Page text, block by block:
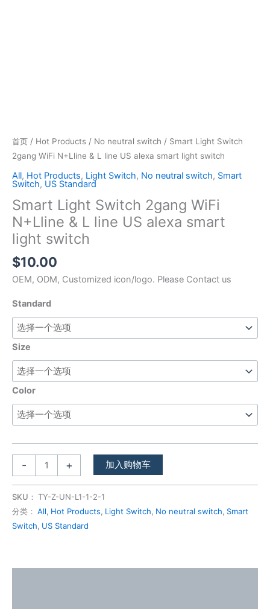
首页 / Hot Products / No neutral switch / Smart Light Switch
2gang WiFi N+Lline & L line US alexa smart light switch
All, Hot Products, Light Switch, No neutral switch, Smart
Switch, US Standard
Smart Light Switch 2gang WiFi
N+Lline & L line US alexa smart
light switch
$10.00
OEM, ODM, Customized icon/logo. Please Contact us
Standard
Size
Color
- + 加入购物车
SKU： TY-Z-UN-L1-1-2-1
分类： All, Hot Products, Light Switch, No neutral switch, Smart
Switch, US Standard